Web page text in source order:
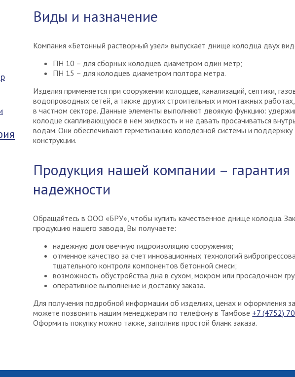
Виды и назначение
Компания «Бетонный растворный узел» выпускает днище колодца двух
ПН 10 – для сборных колодцев диаметром один метр;
ПН 15 – для колодцев диаметром полтора метра.
Изделия применяется при сооружении колодцев, канализаций, септики,
водопроводных сетей, а также других строительных и монтажных
в частном секторе. Данные элементы выполняют двоякую функцию:
колодце скапливающуюся в нем жидкость и не давать просачиваться
водам. Они обеспечивают герметизацию колодезной системы и поддержку
конструкции.
Продукция нашей компании – гарантия
надежности
Обращайтесь в ООО «БРУ», чтобы купить качественное днище колодца.
продукцию нашего завода, Вы получаете:
надежную долговечную гидроизоляцию сооружения;
отменное качество за счет инновационных технологий
тщательного контроля компонентов бетонной смеси;
возможность обустройства дна в сухом, мокром или просадочном
оперативное выполнение и доставку заказа.
Для получения подробной информации об изделиях, ценах и оформления
можете позвонить нашим менеджерам по телефону в Тамбове +7 (4752)
Оформить покупку можно также, заполнив простой бланк заказа.